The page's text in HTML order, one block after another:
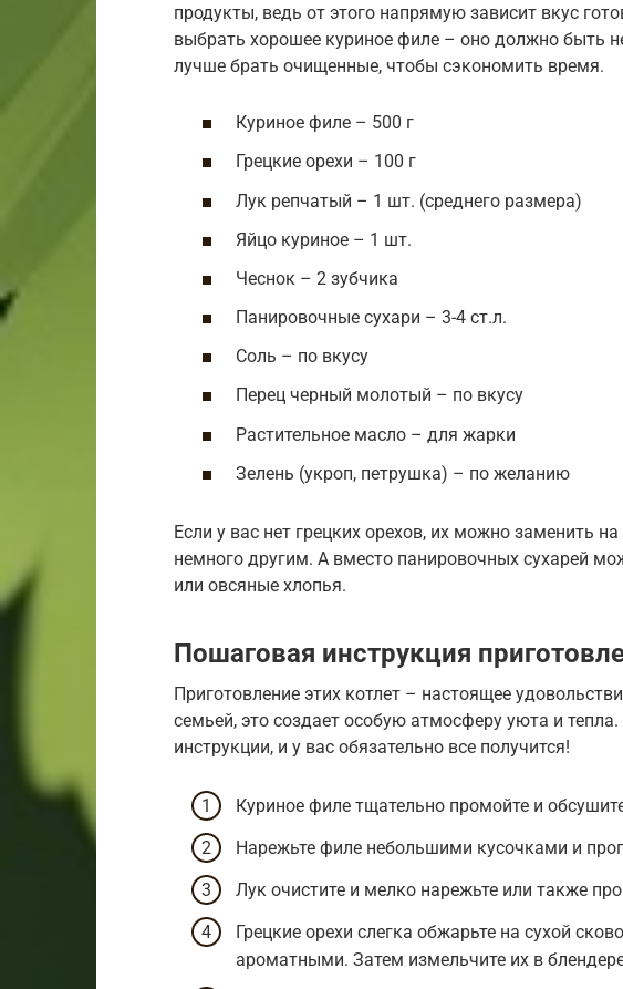
продукты, ведь от этого напрямую зависит вкус
выбрать хорошее куриное филе – оно должно быть
лучше брать очищенные, чтобы сэкономить время.
Куриное филе – 500 г
Грецкие орехи – 100 г
Лук репчатый – 1 шт. (среднего размера)
Яйцо куриное – 1 шт.
Чеснок – 2 зубчика
Панировочные сухари – 3-4 ст.л.
Соль – по вкусу
Перец черный молотый – по вкусу
Растительное масло – для жарки
Зелень (укроп, петрушка) – по желанию
Если у вас нет грецких орехов, их можно заменить
немного другим. А вместо панировочных сухарей
или овсяные хлопья.
Пошаговая инструкция
Приготовление этих котлет – настоящее
семьей, это создает особую атмосферу уюта и
инструкции, и у вас обязательно все получится!
Куриное филе тщательно промойте и
Нарежьте филе небольшими кусочками и
Лук очистите и мелко нарежьте или также
Грецкие орехи слегка обжарьте на сухой
ароматными. Затем измельчите их в